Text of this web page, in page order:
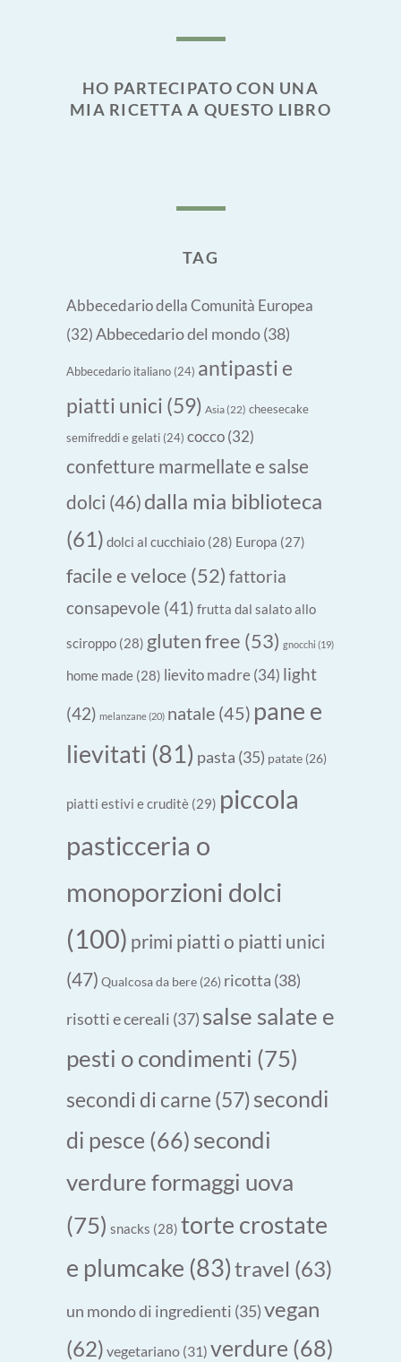
HO PARTECIPATO CON UNA
MIA RICETTA A QUESTO LIBRO
TAG
Abbecedario della Comunità Europea
(32) Abbecedario del mondo(38)
Abbecedario italiano (24) antipasti e
piatti unici (59) Asia(22) cheesecake
semifreddi e gelati (24) cocco (32)
confetture marmellate e salse
dolci (46) dalla mia biblioteca
(61) dolci al cucchiaio (28) Europa (27)
facile e veloce (52) fattoria
consapevole (41) frutta dal salato allo
sciroppo (28) gluten free (53) gnocchi (19)
home made (28) lievito madre(34) light
(42) melanzane(20) natale (45) pane e
lievitati (81) pasta (35) patate (26)
piatti estivi e cruditè (29) piccola
pasticceria o
monoporzioni dolci
(100) primi piatti o piatti unici
(47) Qualcosa da bere (26) ricotta (38)
risotti e cereali (37) salse salate e
pesti o condimenti (75)
secondi di carne (57)secondi
di pesce (66) secondi
verdure formaggi uova
(75) snacks (28) torte crostate
e plumcake (83)travel (63)
un mondo di ingredienti (35)vegan
(62) vegetariano (31) verdure (68)